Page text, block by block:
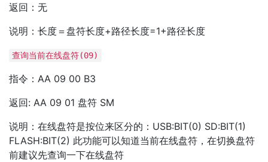
返回：无
说明：长度＝盘符长度+路径长度=1+路径长度
查询当前在线盘符(09)
指令：AA 09 00 B3
返回: AA 09 01 盘符 SM
说明：在线盘符是按位来区分的：USB:BIT(0) SD:BIT(1)
FLASH:BIT(2) 此功能可以知道当前在线盘符，在切换盘符
前建议先查询一下在线盘符